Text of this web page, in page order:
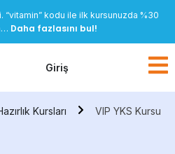
kodu ile ilk kursunuzda %30
Daha fazlasını bul!
Giriş
Kursları VIP YKS Kursu